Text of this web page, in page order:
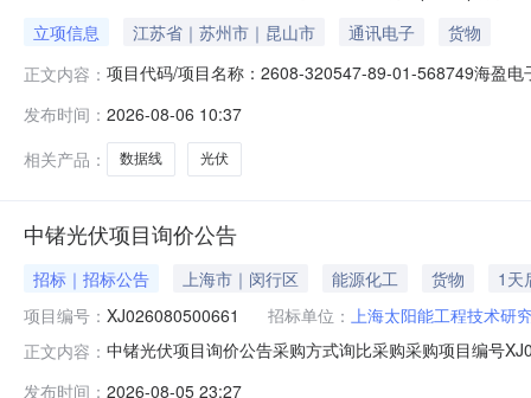
立项信息 江苏省｜苏州市｜昆山市 通讯电子
货物
正文内容： 项目代码/项目名称：2608-320547-89-01-568749海盈
发布时间： 2026-08-06 10:37
相关产品：
数据线 光伏
中锗光伏项目询价公告
招标｜招标公告 上海市｜闵行区 能源化工 货物
1天
项目编号： XJ026080500661 招标单位： 上海太阳能工程技术研
正文内容： 中锗光伏项目询价公告采购方式询比采购采购项目编号
发布时间： 2026-08-05 23:27